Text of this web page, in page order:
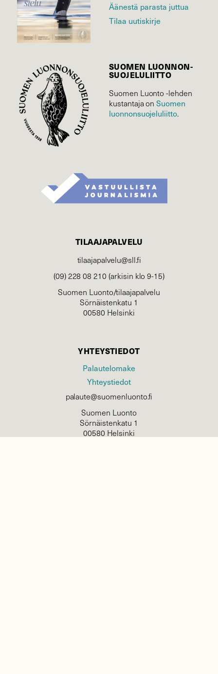
Äänestä parasta juttua
Tilaa uutiskirje
SUOMEN LUONNON­
SUOJELU­LIITTO
Suomen Luonto -lehden
kustantaja onSuomen
luonnonsuojelu­liitto.
TILAAJAPALVELU
tilaajapalvelu@sll.fi
(09) 228 08 210 (arkisin klo 9-15)
Suomen Luonto/tilaajapalvelu
Sörnäistenkatu 1
00580 Helsinki
YHTEYSTIEDOT
Palautelomake
Yhteystiedot
palaute@suomenluonto.fi
Suomen Luonto
Sörnäistenkatu 1
00580 Helsinki